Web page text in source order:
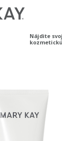
Nájdite